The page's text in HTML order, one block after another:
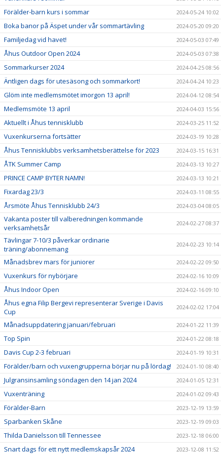
Förälder-barn kurs i sommar 2024-05-24 10:02
Boka banor på Äspet under vår sommartävling 2024-05-20 09:20
Familjedag vid havet! 2024-05-03 07:49
Åhus Outdoor Open 2024 2024-05-03 07:38
Sommarkurser 2024 2024-04-25 08:56
Äntligen dags för utesäsong och sommarkort! 2024-04-24 10:23
Glöm inte medlemsmötet imorgon 13 april! 2024-04-12 08:54
Medlemsmöte 13 april 2024-04-03 15:56
Aktuellt i Åhus tennisklubb 2024-03-25 11:52
Vuxenkurserna fortsätter 2024-03-19 10:28
Åhus Tennisklubbs verksamhetsberättelse för 2023 2024-03-15 16:31
ÅTK Summer Camp 2024-03-13 10:27
PRINCE CAMP BYTER NAMN! 2024-03-13 10:21
Fixardag 23/3 2024-03-11 08:55
Årsmöte Åhus Tennisklubb 24/3 2024-03-04 08:05
Vakanta poster till valberedningen kommande
verksamhetsår
2024-02-27 08:37
Tävlingar 7-10/3 påverkar ordinarie
träning/abonnemang
2024-02-23 10:14
Månadsbrev mars för juniorer 2024-02-22 09:50
Vuxenkurs för nybörjare 2024-02-16 10:09
Åhus Indoor Open 2024-02-16 09:10
Åhus egna Filip Bergevi representerar Sverige i Davis
Cup
2024-02-02 17:04
Månadsuppdatering januari/februari 2024-01-22 11:39
Top Spin 2024-01-22 08:18
Davis Cup 2-3 februari 2024-01-19 10:31
Förälder/barn och vuxengrupperna börjar nu på lördag! 2024-01-10 08:40
Julgransinsamling söndagen den 14 jan 2024 2024-01-05 12:31
Vuxenträning 2024-01-02 09:43
Förälder-Barn 2023-12-19 13:59
Sparbanken Skåne 2023-12-19 09:03
Thilda Danielsson till Tennessee 2023-12-18 06:00
Snart dags för ett nytt medlemskapsår 2024 2023-12-08 11:52